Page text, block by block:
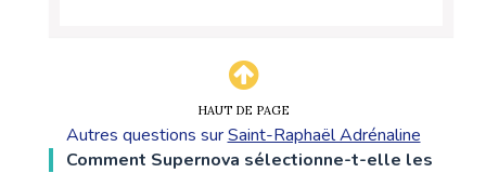
HAUT DE PAGE
Autres questions surSaint-Raphaël Adrénaline
Comment Supernova sélectionne-t-elle les